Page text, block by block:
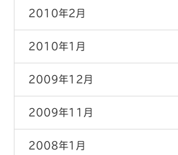
2010年2月
2010年1月
2009年12月
2009年11月
2008年1月